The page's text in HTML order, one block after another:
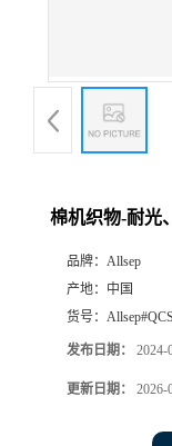
棉机织物-耐光
品牌： Allsep
产地： 中国
货号：
发布日期： 2024-
更新日期： 2026-